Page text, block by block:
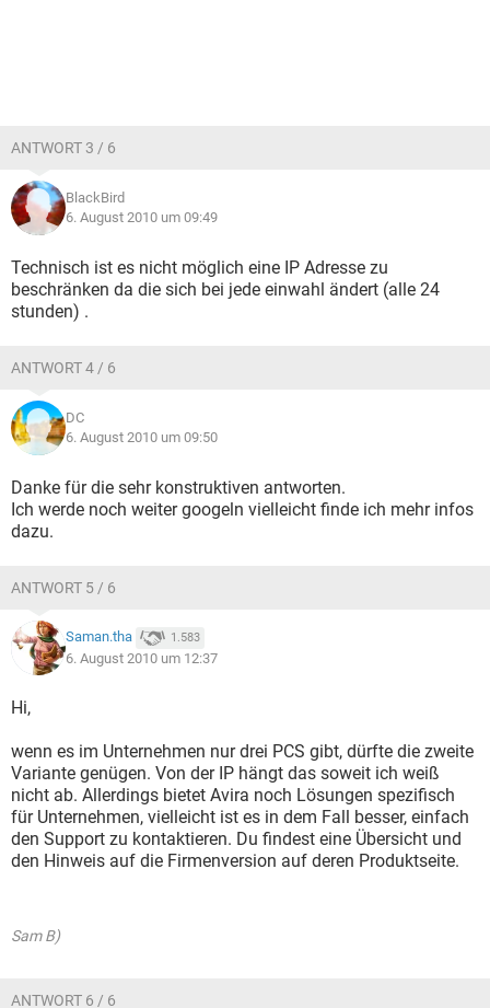
ANTWORT 3 / 6
BlackBird
6. August 2010 um 09:49
Technisch ist es nicht möglich eine IP Adresse zu
beschränken da die sich bei jede einwahl ändert (alle 24
stunden) .
ANTWORT 4 / 6
DC
6. August 2010 um 09:50
Danke für die sehr konstruktiven antworten.
Ich werde noch weiter googeln vielleicht finde ich mehr infos
dazu.
ANTWORT 5 / 6
Saman.tha 1.583
6. August 2010 um 12:37
Hi,
wenn es im Unternehmen nur drei PCS gibt, dürfte die zweite
Variante genügen. Von der IP hängt das soweit ich weiß
nicht ab. Allerdings bietet Avira noch Lösungen spezifisch
für Unternehmen, vielleicht ist es in dem Fall besser, einfach
den Support zu kontaktieren. Du findest eine Übersicht und
den Hinweis auf die Firmenversion auf deren Produktseite.
Sam B)
ANTWORT 6 / 6